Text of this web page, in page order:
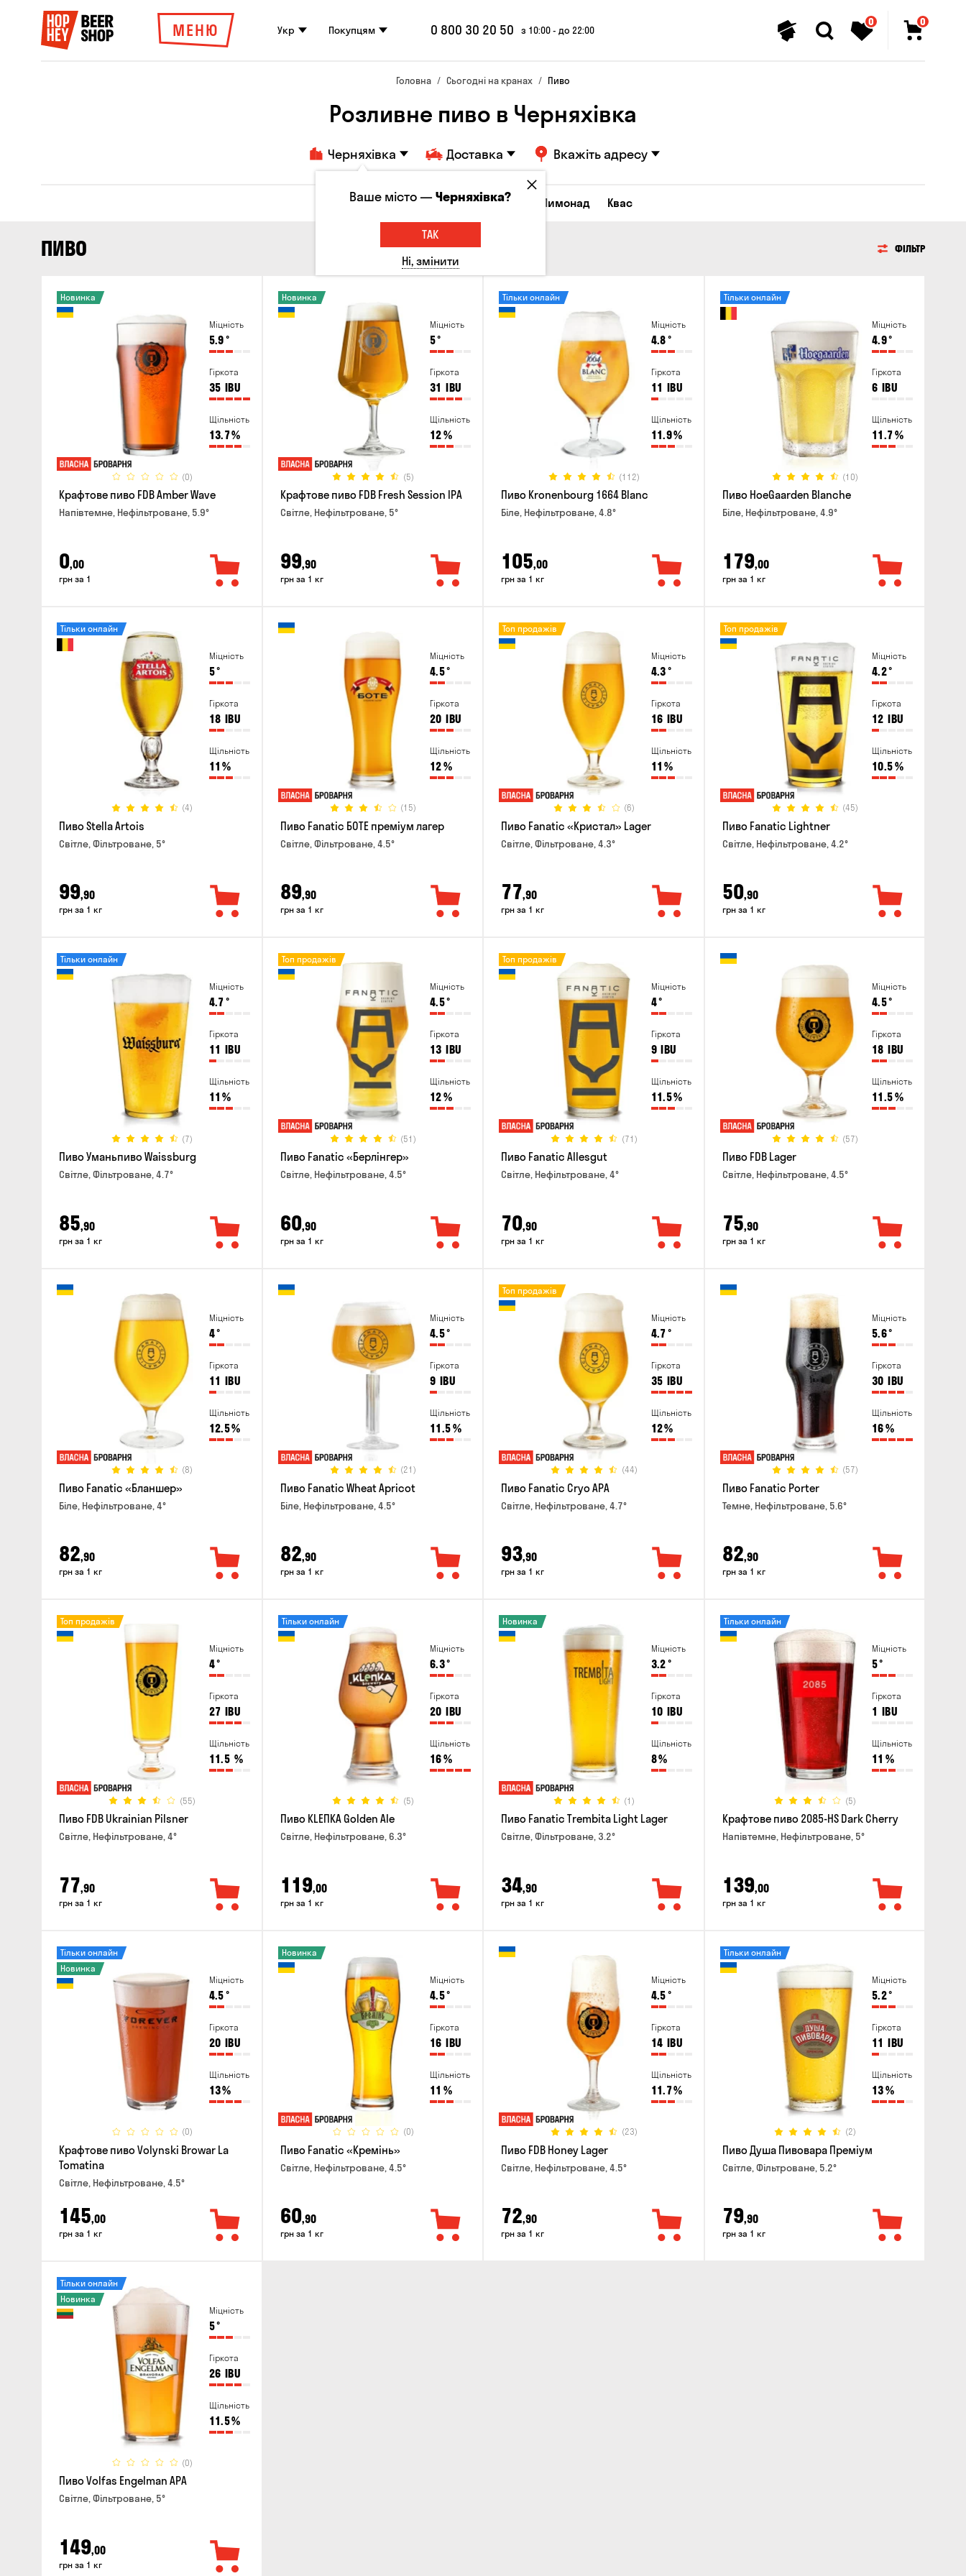
МЕНЮ Укр Покупцям 0 800 30 20 50 з 10:00 - до 22:00
0 0
Головна Сьогодні на кранах Пиво
Розливне пиво в Черняхівка
Черняхівка Доставка Вкажіть адресу
Всі товари Пиво Сидр Вино Лимонад Квас
ПИВО ФІЛЬТР
Міцність
5.9°
Гіркота
35 IBU
Щільність
13.7%
(0)
Новинка
Крафтове пиво FDB Amber Wave
Напівтемне, Нефільтроване, 5.9°
0,00
грн за 1
Міцність
5°
Гіркота
31 IBU
Щільність
12%
(5)
Новинка
Крафтове пиво FDB Fresh Session IPA
Світле, Нефільтроване, 5°
99,90
грн за 1 кг
Міцність
4.8°
Гіркота
11 IBU
Щільність
11.9%
(112)
Тільки онлайн
Пиво Kronenbourg 1664 Blanc
Біле, Нефільтроване, 4.8°
105,00
грн за 1 кг
Міцність
4.9°
Гіркота
6 IBU
Щільність
11.7%
(10)
Тільки онлайн
Пиво HoeGaarden Blanche
Біле, Нефільтроване, 4.9°
179,00
грн за 1 кг
Міцність
5°
Гіркота
18 IBU
Щільність
11 %
(4)
Тільки онлайн
Пиво Stella Artois
Світле, Фільтроване, 5°
99,90
грн за 1 кг
Міцність
4.5°
Гіркота
20 IBU
Щільність
12%
(15)
Пиво Fanatic БОТЕ преміум лагер
Світле, Фільтроване, 4.5°
89,90
грн за 1 кг
Міцність
4.3°
Гіркота
16 IBU
Щільність
11 %
(6)
Топ продажів
Пиво Fanatic «Кристал» Lager
Світле, Фільтроване, 4.3°
77,90
грн за 1 кг
Міцність
4.2°
Гіркота
12 IBU
Щільність
10.5%
(45)
Топ продажів
Пиво Fanatic Lightner
Світле, Нефільтроване, 4.2°
50,90
грн за 1 кг
Міцність
4.7°
Гіркота
11 IBU
Щільність
11 %
(7)
Тільки онлайн
Пиво Уманьпиво Waissburg
Світле, Фільтроване, 4.7°
85,90
грн за 1 кг
Міцність
4.5°
Гіркота
13 IBU
Щільність
12%
(51)
Топ продажів
Пиво Fanatic «Берлінгер»
Світле, Нефільтроване, 4.5°
60,90
грн за 1 кг
Міцність
4°
Гіркота
9 IBU
Щільність
11.5%
(71)
Топ продажів
Пиво Fanatic Allesgut
Світле, Нефільтроване, 4°
70,90
грн за 1 кг
Міцність
4.5°
Гіркота
18 IBU
Щільність
11.5%
(57)
Пиво FDB Lager
Світле, Нефільтроване, 4.5°
75,90
грн за 1 кг
Міцність
4°
Гіркота
11 IBU
Щільність
12.5%
(8)
Пиво Fanatic «Бланшер»
Біле, Нефільтроване, 4°
82,90
грн за 1 кг
Міцність
4.5°
Гіркота
9 IBU
Щільність
11.5%
(21)
Пиво Fanatic Wheat Apricot
Біле, Нефільтроване, 4.5°
82,90
грн за 1 кг
Міцність
4.7°
Гіркота
35 IBU
Щільність
12%
(44)
Топ продажів
Пиво Fanatic Cryo APA
Світле, Нефільтроване, 4.7°
93,90
грн за 1 кг
Міцність
5.6°
Гіркота
30 IBU
Щільність
16%
(57)
Пиво Fanatic Porter
Темне, Нефільтроване, 5.6°
82,90
грн за 1 кг
Міцність
4°
Гіркота
27 IBU
Щільність
11.5 %
(55)
Топ продажів
Пиво FDB Ukrainian Pilsner
Світле, Нефільтроване, 4°
77,90
грн за 1 кг
Міцність
6.3°
Гіркота
20 IBU
Щільність
16%
(5)
Тільки онлайн
Пиво KLEПКА Golden Ale
Світле, Нефільтроване, 6.3°
119,00
грн за 1 кг
Міцність
3.2°
Гіркота
10 IBU
Щільність
8%
(1)
Новинка
Пиво Fanatic Trembita Light Lager
Світле, Фільтроване, 3.2°
34,90
грн за 1 кг
Міцність
5°
Гіркота
1 IBU
Щільність
11 %
(5)
Тільки онлайн
Крафтове пиво 2085-HS Dark Cherry
Напівтемне, Нефільтроване, 5°
139,00
грн за 1 кг
Міцність
4.5°
Гіркота
20 IBU
Щільність
13%
(0)
Тільки онлайн
Новинка
Крафтове пиво Volynski Browar La
Tomatina
Світле, Нефільтроване, 4.5°
145,00
грн за 1 кг
Міцність
4.5°
Гіркота
16 IBU
Щільність
11 %
(0)
Новинка
Пиво Fanatic «Кремінь»
Світле, Нефільтроване, 4.5°
60,90
грн за 1 кг
Міцність
4.5°
Гіркота
14 IBU
Щільність
11.7%
(23)
Пиво FDB Honey Lager
Світле, Нефільтроване, 4.5°
72,90
грн за 1 кг
Міцність
5.2°
Гіркота
11 IBU
Щільність
13%
(2)
Тільки онлайн
Пиво Душа Пивовара Преміум
Світле, Фільтроване, 5.2°
79,90
грн за 1 кг
Міцність
5°
Гіркота
26 IBU
Щільність
11.5%
(0)
Тільки онлайн
Новинка
Пиво Volfas Engelman APA
Світле, Фільтроване, 5°
149,00
грн за 1 кг
Ваше місто —Черняхівка?
ТАК
Ні, змінити